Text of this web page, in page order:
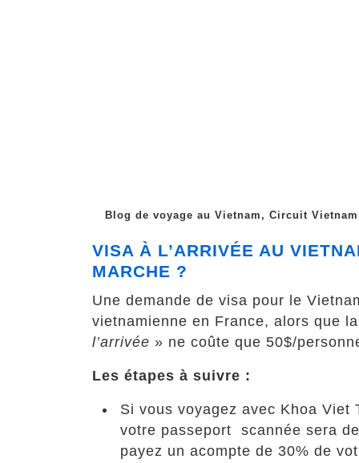
Blog de voyage au Vietnam, Circuit
VISA À L’ARRIVÉE AU
MARCHE ?
Une demande de visa pour le
vietnamienne en France, alors que
l’arrivée » ne coûte que 50$/
Les étapes à suivre :
Si vous voyagez avec Khoa Viet
votre passeport scannée sera
payez un acompte de 30% de